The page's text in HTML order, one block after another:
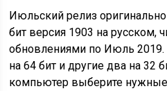
Июльский релиз
бит версия 1903 на русском,
обновлениями по Июль 2019.
на 64 бит и другие два на 32
компьютер выберите